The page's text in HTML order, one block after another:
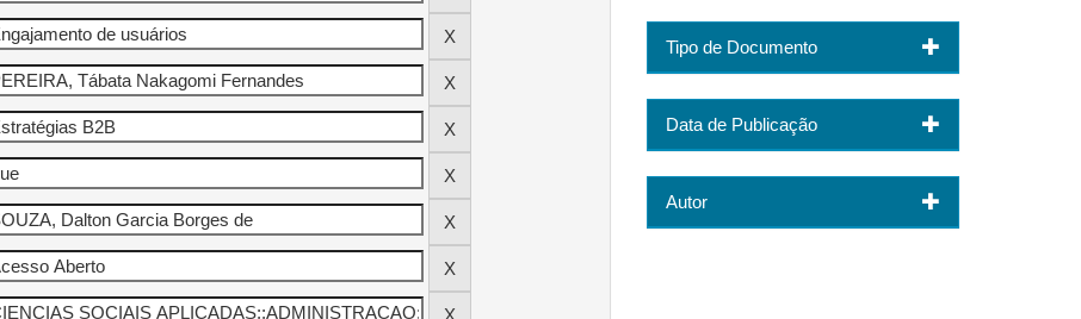
Tipo de Documento
Data de Publicação
Autor